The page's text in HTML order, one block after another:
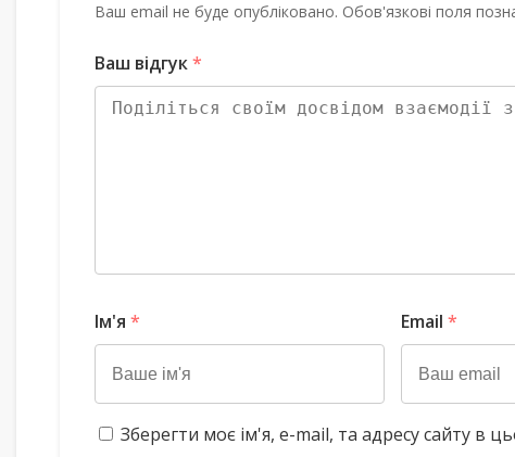
Ваш email не буде опубліковано. Обов'язкові поля
Ваш відгук*
Ім'я * Email *
Зберегти моє ім'я, e-mail, та адресу сайту в